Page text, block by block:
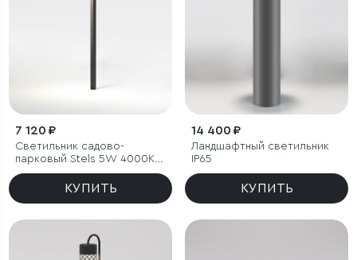
7 120 ₽
Светильник садово-
парковый Stels 5W 4000K
черный
КУПИТЬ
14 400 ₽
Ландшафтный светильник
IP65
КУПИТЬ